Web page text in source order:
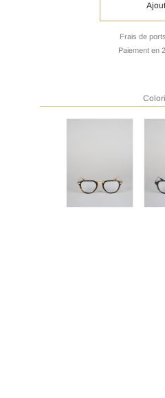
Frais de
Paiement en